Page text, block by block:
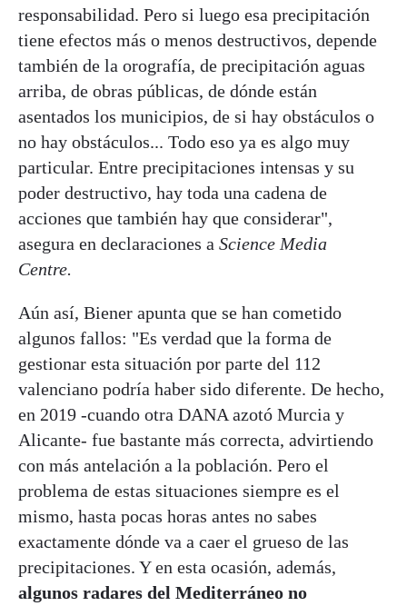
responsabilidad. Pero si luego esa precipitación
tiene efectos más o menos destructivos, depende
también de la orografía, de precipitación aguas
arriba, de obras públicas, de dónde están
asentados los municipios, de si hay obstáculos o
no hay obstáculos... Todo eso ya es algo muy
particular. Entre precipitaciones intensas y su
poder destructivo, hay toda una cadena de
acciones que también hay que considerar",
asegura en declaraciones a Science Media
Centre.
Aún así, Biener apunta que se han cometido
algunos fallos: "Es verdad que la forma de
gestionar esta situación por parte del 112
valenciano podría haber sido diferente. De hecho,
en 2019 -cuando otra DANA azotó Murcia y
Alicante- fue bastante más correcta, advirtiendo
con más antelación a la población. Pero el
problema de estas situaciones siempre es el
mismo, hasta pocas horas antes no sabes
exactamente dónde va a caer el grueso de las
precipitaciones. Y en esta ocasión, además,
algunos radares del Mediterráneo no